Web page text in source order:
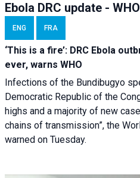
Ebola DRC update - WHO
ENG FRA
‘This is a fire’: DRC Ebola
ever, warns WHO
Infections of the Bundibugyo
Democratic Republic of the
highs and a majority of new
chains of transmission”, the
warned on Tuesday.